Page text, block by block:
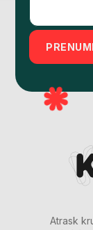
Atrask